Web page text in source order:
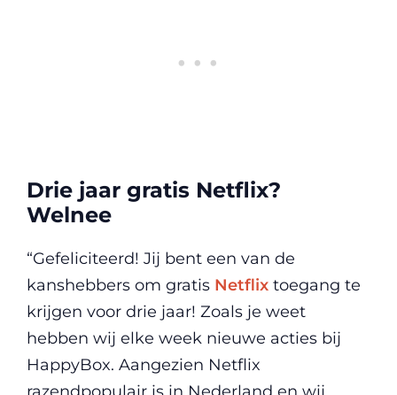
Drie jaar gratis Netflix?
Welnee
“Gefeliciteerd! Jij bent een van de
kanshebbers om gratis Netflix toegang te
krijgen voor drie jaar! Zoals je weet
hebben wij elke week nieuwe acties bij
HappyBox. Aangezien Netflix
razendpopulair is in Nederland en wij